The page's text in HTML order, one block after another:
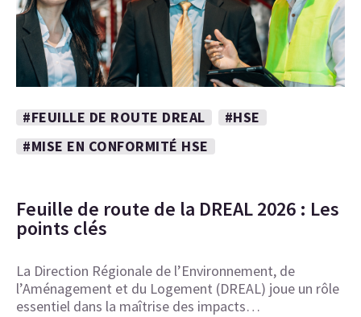
#FEUILLE DE ROUTE DREAL
#HSE
#MISE EN CONFORMITÉ HSE
Feuille de route de la DREAL 2026 : Les
points clés
La Direction Régionale de l’Environnement, de
l’Aménagement et du Logement (DREAL) joue un rôle
essentiel dans la maîtrise des impacts…